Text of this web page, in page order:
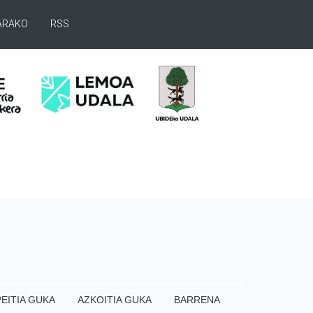
RSS
GUKA AZKOITIA GUKA BARRENA